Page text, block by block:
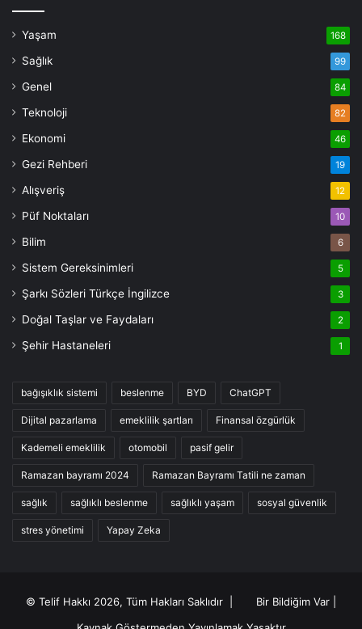
Yaşam 168
Sağlık 99
Genel 84
Teknoloji 82
Ekonomi 46
Gezi Rehberi 19
Alışveriş 12
Püf Noktaları 10
Bilim 6
Sistem Gereksinimleri 5
Şarkı Sözleri Türkçe İngilizce 3
Doğal Taşlar ve Faydaları 2
Şehir Hastaneleri 1
bağışıklık sistemi beslenme BYD ChatGPT
Dijital pazarlama emeklilik şartları Finansal özgürlük
Kademeli emeklilik otomobil pasif gelir
Ramazan bayramı 2024 Ramazan Bayramı Tatili ne zaman
sağlık sağlıklı beslenme sağlıklı yaşam sosyal güvenlik
stres yönetimi Yapay Zeka
© Telif Hakkı 2026, Tüm Hakları Saklıdır | Bir Bildiğim Var